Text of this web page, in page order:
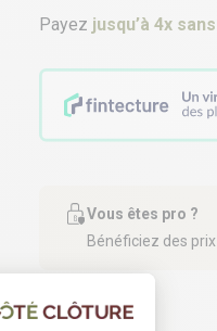
Payez jusqu’à 4x
Vous êtes pro ?
Bénéficiez des